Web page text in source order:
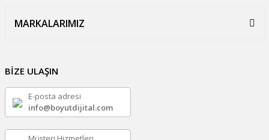
MARKALARIMIZ
BİZE ULAŞIN
E-posta adresi
info@boyutdijital.com